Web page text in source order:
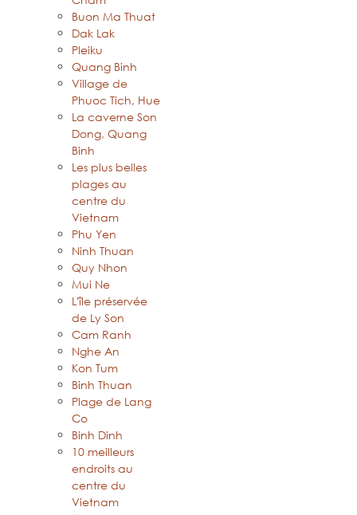
Buon Ma Thuat
Dak Lak
Pleiku
Quang Binh
Village de
Phuoc Tich, Hue
La caverne Son
Dong, Quang
Binh
Les plus belles
plages au
centre du
Vietnam
Phu Yen
Ninh Thuan
Quy Nhon
Mui Ne
L'île préservée
de Ly Son
Cam Ranh
Nghe An
Kon Tum
Binh Thuan
Plage de Lang
Co
Binh Dinh
10 meilleurs
endroits au
centre du
Vietnam